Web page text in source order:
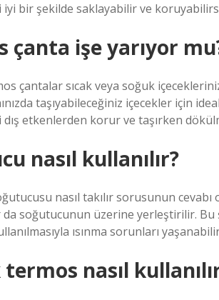
iyi bir şekilde saklayabilir ve
çanta işe yarıyor
çantalar sıcak veya soğuk
taşıyabileceğiniz içecekler için
dış etkenlerden korur ve taşırken
nasıl kullanılır?
nasıl takılır sorusunun
soğutucunun üzerine yerleştirilir. Bu
ısınma sorunları
nasıl